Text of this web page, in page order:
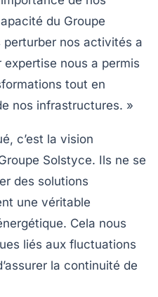
du Groupe
perturber nos activités a
nous a permis
tout en
nos infrastructures. »
c’est la vision
Solstyce. Ils ne se
des solutions
une véritable
Cela nous
liés aux fluctuations
la continuité de